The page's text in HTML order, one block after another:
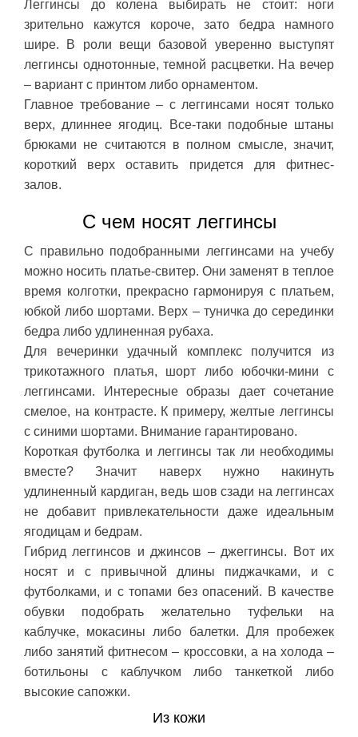
Леггинсы до колена выбирать не стоит: ноги
зрительно кажутся короче, зато бедра намного
шире. В роли вещи базовой уверенно выступят
леггинсы однотонные, темной расцветки. На вечер
– вариант с принтом либо орнаментом.
Главное требование – с леггинсами носят только
верх, длиннее ягодиц. Все-таки подобные штаны
брюками не считаются в полном смысле, значит,
короткий верх оставить придется для фитнес-
залов.
С чем носят леггинсы
С правильно подобранными леггинсами на учебу
можно носить платье-свитер. Они заменят в теплое
время колготки, прекрасно гармонируя с платьем,
юбкой либо шортами. Верх – туничка до серединки
бедра либо удлиненная рубаха.
Для вечеринки удачный комплекс получится из
трикотажного платья, шорт либо юбочки-мини с
леггинсами. Интересные образы дает сочетание
смелое, на контрасте. К примеру, желтые леггинсы
с синими шортами. Внимание гарантировано.
Короткая футболка и леггинсы так ли необходимы
вместе? Значит наверх нужно накинуть
удлиненный кардиган, ведь шов сзади на леггинсах
не добавит привлекательности даже идеальным
ягодицам и бедрам.
Гибрид леггинсов и джинсов – джеггинсы. Вот их
носят и с привычной длины пиджачками, и с
футболками, и с топами без опасений. В качестве
обувки подобрать желательно туфельки на
каблучке, мокасины либо балетки. Для пробежек
либо занятий фитнесом – кроссовки, а на холода –
ботильоны с каблучком либо танкеткой либо
высокие сапожки.
Из кожи